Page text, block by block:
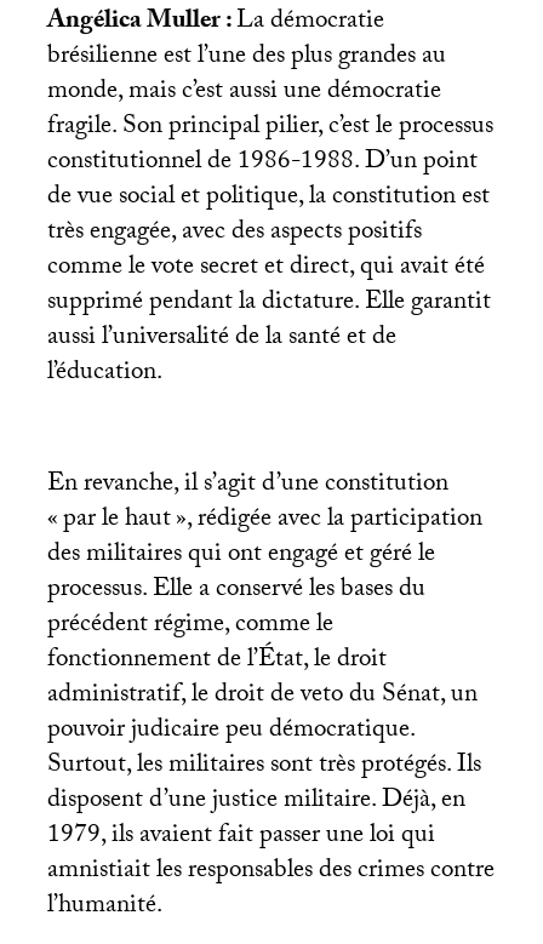
Angélica Muller :La démocratie
brésilienne est l’une des plus grandes au
monde, mais c’est aussi une démocratie
fragile. Son principal pilier, c’est le processus
constitutionnel de 1986-1988. D’un point
de vue social et politique, la constitution est
très engagée, avec des aspects positifs
comme le vote secret et direct, qui avait été
supprimé pendant la dictature. Elle garantit
aussi l’universalité de la santé et de
l’éducation.
En revanche, il s’agit d’une constitution
«par le haut», rédigée avec la participation
des militaires qui ont engagé et géré le
processus. Elle a conservé les bases du
précédent régime, comme le
fonctionnement de l’État, le droit
administratif, le droit de veto du Sénat, un
pouvoir judicaire peu démocratique.
Surtout, les militaires sont très protégés. Ils
disposent d’une justice militaire. Déjà, en
1979, ils avaient fait passer une loi qui
amnistiait les responsables des crimes contre
l’humanité.